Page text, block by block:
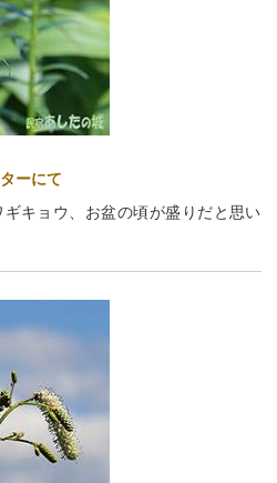
ーにて
キョウ、お盆の頃が盛りだと思い